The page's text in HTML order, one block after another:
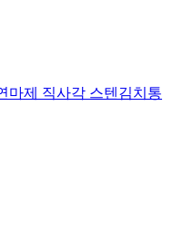
마제 직사각 스텐김치통